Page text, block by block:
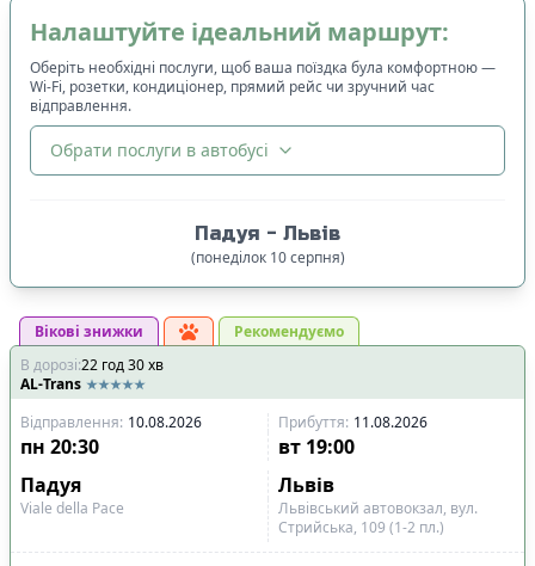
Налаштуйте ідеальний маршрут:
Оберіть необхідні послуги, щоб ваша поїздка була комфортною —
Wi-Fi, розетки, кондиціонер, прямий рейс чи зручний час
відправлення.
Обрати послуги в автобусі
Спочатку дешевші
Час відправлення
Спочатку ранні
Спочатку вечірні
Час прибуття
Спочатку вечірні
Тривалість подорожі:
Падуя - Львів
(понеділок 10 серпня)
Вікові знижки
Рекомендуємо
В дорозі:22 год30хв
AL-Trans
Відправлення: 10.08.2026 Прибуття: 11.08.2026
пн 20:30 вт 19:00
Падуя
Львів
Viale della Pace
Львівський автовокзал, вул.
Стрийська, 109 (1-2 пл.)